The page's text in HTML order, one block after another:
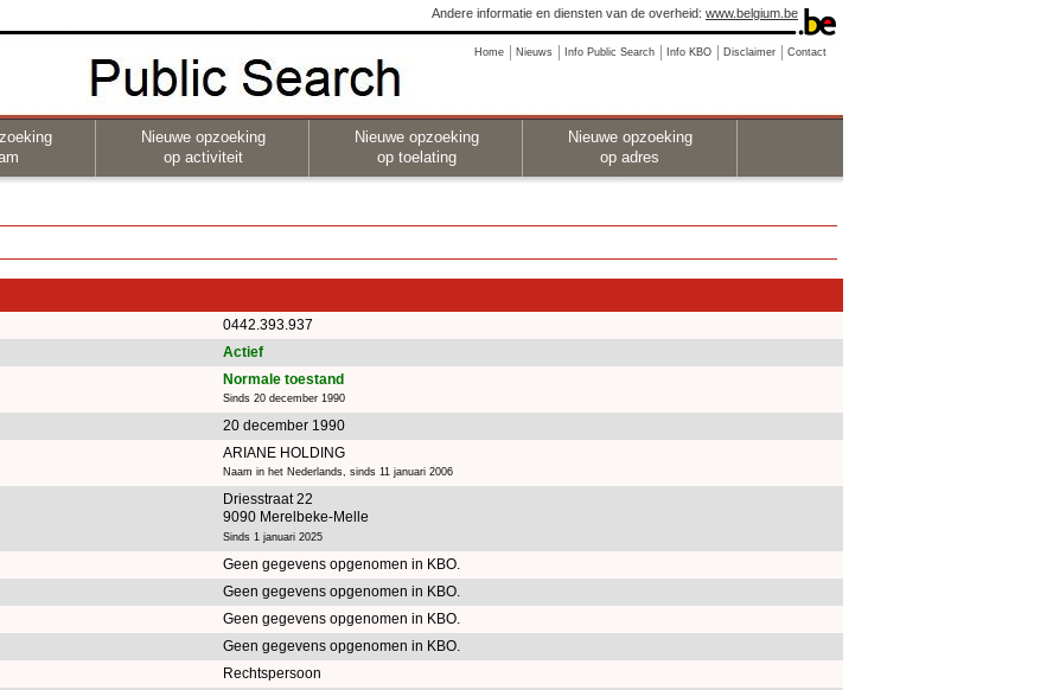
Andere informatie en diensten van de overheid: www.belgium.be
Home Nieuws Info Public Search Info KBO Disclaimer Contact
Nieuwe opzoeking
op activiteit
Nieuwe opzoeking
op toelating
Nieuwe opzoeking
op adres
0442.393.937
Actief
Normale toestand
Sinds 20 december 1990
20 december 1990
ARIANE HOLDING
Naam in het Nederlands, sinds 11 januari 2006
Driesstraat 22
9090 Merelbeke-Melle
Sinds 1 januari 2025
Geen gegevens opgenomen in KBO.
Geen gegevens opgenomen in KBO.
Geen gegevens opgenomen in KBO.
Geen gegevens opgenomen in KBO.
Rechtspersoon